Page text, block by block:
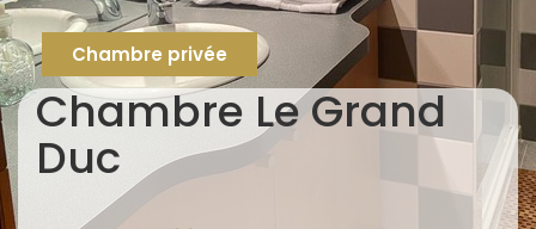
Chambre privée
Chambre Le Grand
Duc